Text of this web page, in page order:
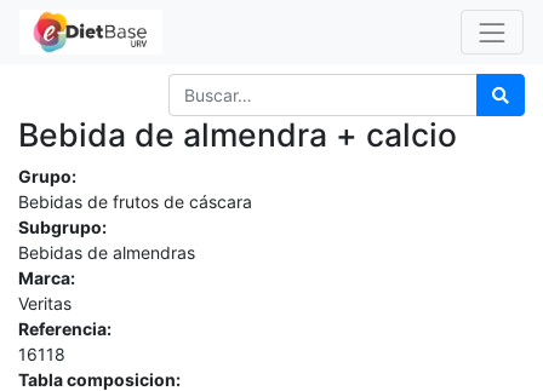
Bebida de almendra + calcio
Grupo:
Bebidas de frutos de cáscara
Subgrupo:
Bebidas de almendras
Marca:
Veritas
Referencia:
16118
Tabla composicion: